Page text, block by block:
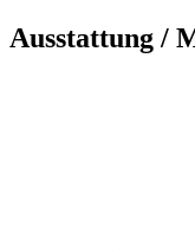
Ausstattung /